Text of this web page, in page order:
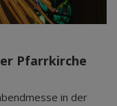
Pfarrkirche
in der